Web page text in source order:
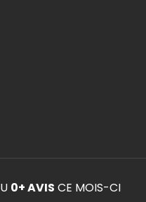
0+ AVIS CE MOIS-CI